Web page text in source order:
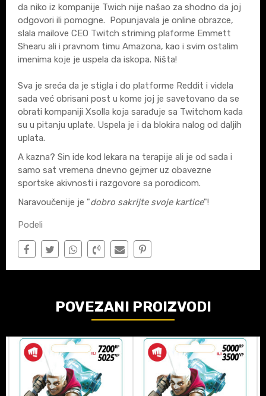
da niko iz kompanije Twich nije našao za shodno da joj
odgovori ili pomogne. Popunjavala je online obrazce,
slala mailove CEO Twitch striming plaforme Emmett
Shearu ali i pravnom timu Amazona, kao i svim ostalim
imenima koje je uspela da iskopa. Ništa!
Sva je sreća da je stigla i do platforme Reddit i videla
sada već obrisani post u kome joj je savetovano da se
obrati kompaniji Xsolla koja sarađuje sa Twitchom kada
su u pitanju uplate. Uspela je i da blokira nalog od daljih
uplata.
A kazna? Sin ide kod lekara na terapije ali je od sada i
samo sat vremena dnevno gejmer uz obavezne
sportske akivnosti i razgovore sa porodicom.
Naravoučenije je "dobro sakrijte svoje kartice"!
Podeli
POVEZANI PROIZVODI